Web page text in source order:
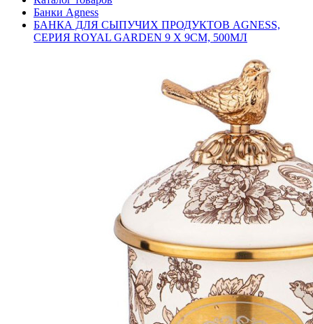
Банки Agness
БАНКА ДЛЯ СЫПУЧИХ ПРОДУКТОВ AGNESS,
СЕРИЯ ROYAL GARDEN 9 Х 9СМ, 500МЛ